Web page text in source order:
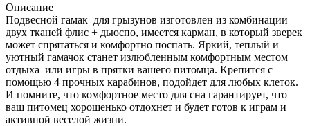
Описание
Подвесной гамак для грызунов изготовлен из комбинации
двух тканей флис + дьюспо, имеется карман, в который зверек
может спрятаться и комфортно поспать. Яркий, теплый и
уютный гамачок станет излюбленным комфортным местом
отдыха или игры в прятки вашего питомца. Крепится с
помощью 4 прочных карабинов, подойдет для любых клеток.
И помните, что комфортное место для сна гарантирует, что
ваш питомец хорошенько отдохнет и будет готов к играм и
активной веселой жизни.